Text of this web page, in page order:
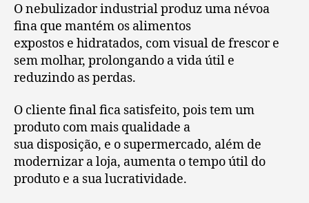
O nebulizador industrial produz uma névoa
fina que mantém os alimentos
expostos e hidratados, com visual de frescor e
sem molhar, prolongando a vida útil e
reduzindo as perdas.
O cliente final fica satisfeito, pois tem um
produto com mais qualidade a
sua disposição, e o supermercado, além de
modernizar a loja, aumenta o tempo útil do
produto e a sua lucratividade.